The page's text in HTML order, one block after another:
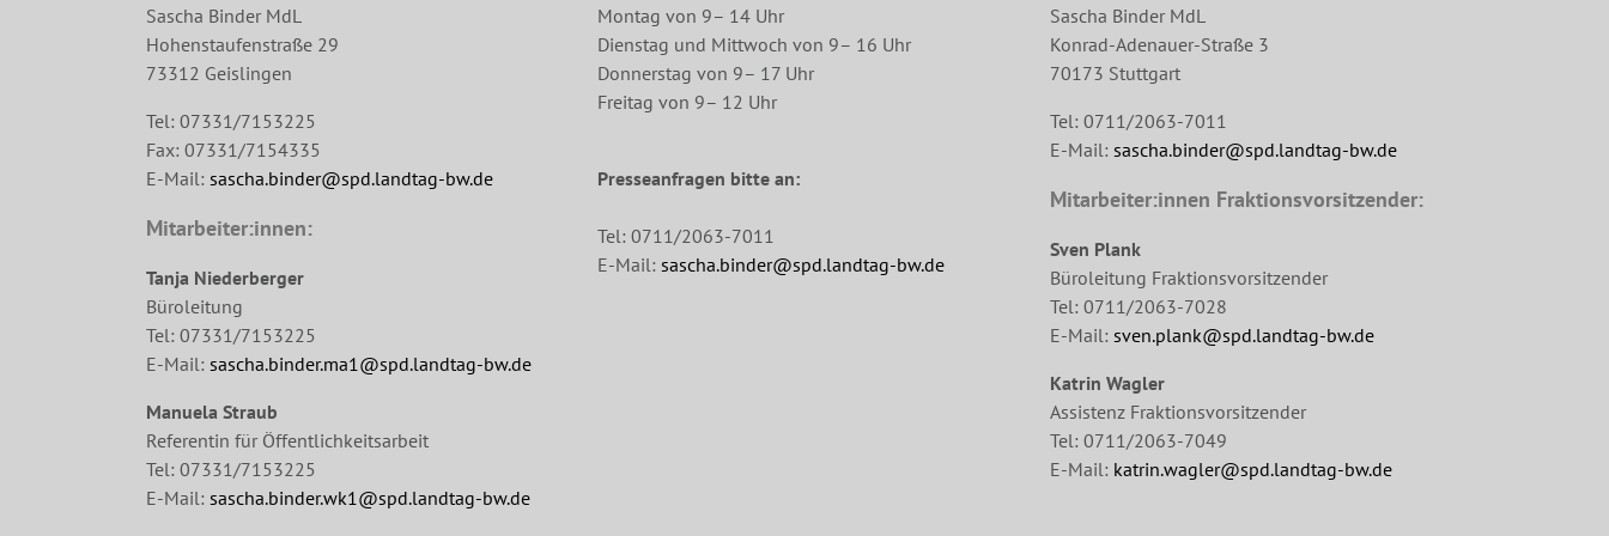
Sascha Binder MdL
Hohenstaufenstraße 29
73312 Geislingen
Tel: 07331/7153225
Fax: 07331/7154335
E-Mail: sascha.binder@spd.landtag-bw.de
Mitarbeiter:innen:
Tanja Niederberger
Büroleitung
Tel: 07331/7153225
E-Mail: sascha.binder.ma1@spd.landtag-bw.de
Manuela Straub
Referentin für Öffentlichkeitsarbeit
Tel: 07331/7153225
E-Mail: sascha.binder.wk1@spd.landtag-bw.de
Montag von 9– 14 Uhr
Dienstag und Mittwoch von 9– 16 Uhr
Donnerstag von 9– 17 Uhr
Freitag von 9– 12 Uhr
Presseanfragen bitte an:
Tel: 0711/2063-7011
E-Mail:sascha.binder@spd.landtag-bw.de
Sascha Binder MdL
Konrad-Adenauer-Straße 3
70173 Stuttgart
Tel: 0711/2063-7011
E-Mail: sascha.binder@spd.landtag-bw.de
Mitarbeiter:innen Fraktionsvorsitzender:
Sven Plank
Büroleitung Fraktionsvorsitzender
Tel: 0711/2063-7028
E-Mail: sven.plank@spd.landtag-bw.de
Katrin Wagler
Assistenz Fraktionsvorsitzender
Tel: 0711/2063-7049
E-Mail: katrin.wagler@spd.landtag-bw.de